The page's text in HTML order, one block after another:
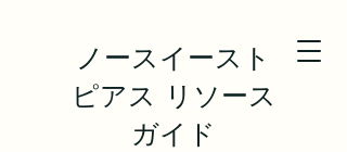
ノースイースト
ピアス リソース
ガイド